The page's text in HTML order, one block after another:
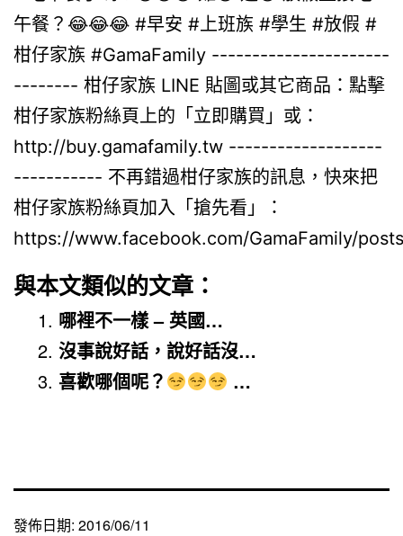
與本文類似的文章：
哪裡不一樣 – 英國…
沒事說好話，說好話沒…
喜歡哪個呢？
…
發佈日期: 2016/06/11